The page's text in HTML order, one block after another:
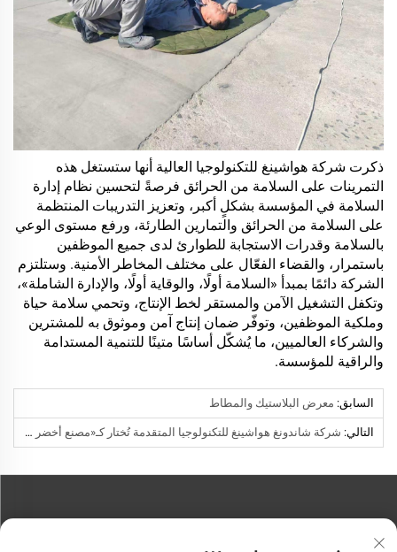
ذكرت شركة هواشينغ للتكنولوجيا العالية أنها ستستغل هذه
التمرينات على السلامة من الحرائق فرصةً لتحسين نظام إدارة
السلامة في المؤسسة بشكلٍ أكبر، وتعزيز التدريبات المنتظمة
على السلامة من الحرائق والتمارين الطارئة، ورفع مستوى الوعي
بالسلامة وقدرات الاستجابة للطوارئ لدى جميع الموظفين
باستمرار، والقضاء الفعّال على مختلف المخاطر الأمنية. وستلتزم
الشركة دائمًا بمبدأ «السلامة أولًا، والوقاية أولًا، والإدارة الشاملة»،
وتكفل التشغيل الآمن والمستقر لخط الإنتاج، وتحمي سلامة حياة
وملكية الموظفين، وتوفّر ضمان إنتاج آمن وموثوق به للمشترين
والشركاء العالميين، ما يُشكّل أساسًا متينًا للتنمية المستدامة
والراقية للمؤسسة.
السابق: معرض البلاستيك والمطاط
التالي: شركة شاندونغ هواشينغ للتكنولوجيا المتقدمة تُختار كـ«مصنع أخضر وطني لعام ٢٠٢٥» | رائدة التصنيع الأخضر